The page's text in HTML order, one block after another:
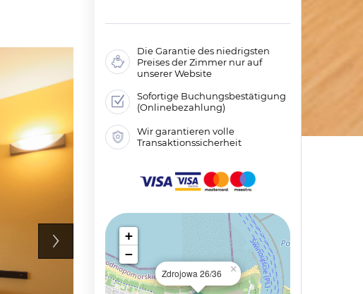
Die Garantie des niedrigsten
Preises der Zimmer nur auf
unserer Website
Sofortige Buchungsbestätigung
(Onlinebezahlung)
Wir garantieren volle
Transaktionssicherheit
Zdrojowa 26/36 ×
+
−